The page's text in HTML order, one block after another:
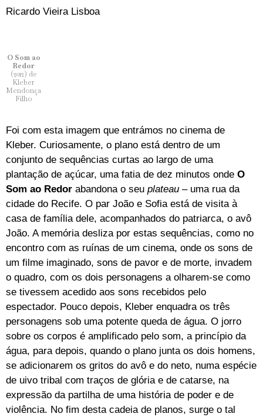
Ricardo Vieira Lisboa
O Som ao
Redor
(2012) de
Kleber
Mendonça
Filho
Foi com esta imagem que entrámos no cinema de
Kleber. Curiosamente, o plano está dentro de um
conjunto de sequências curtas ao largo de uma
plantação de açúcar, uma fatia de dez minutos onde O
Som ao Redor abandona o seu plateau – uma rua da
cidade do Recife. O par João e Sofia está de visita à
casa de família dele, acompanhados do patriarca, o avô
João. A memória desliza por estas sequências, como no
encontro com as ruínas de um cinema, onde os sons de
um filme imaginado, sons de pavor e de morte, invadem
o quadro, com os dois personagens a olharem-se como
se tivessem acedido aos sons recebidos pelo
espectador. Pouco depois, Kleber enquadra os três
personagens sob uma potente queda de água. O jorro
sobre os corpos é amplificado pelo som, a princípio da
água, para depois, quando o plano junta os dois homens,
se adicionarem os gritos do avô e do neto, numa espécie
de uivo tribal com traços de glória e de catarse, na
expressão da partilha de uma história de poder e de
violência. No fim desta cadeia de planos, surge o tal